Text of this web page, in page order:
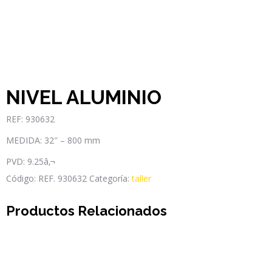
NIVEL ALUMINIO
REF: 930632
MEDIDA: 32″ – 800 mm
PVD: 9.25â‚¬
Código: REF. 930632 Categoría:taller
Productos Relacionados